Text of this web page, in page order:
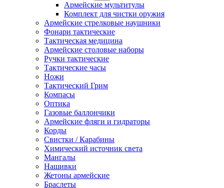
Армейские мультитулы
Комплект для чистки оружия
Армейские стрелковые наушники
Фонари тактические
Тактическая медицина
Армейские столовые наборы
Ручки тактические
Тактические часы
Ножи
Тактический Грим
Компасы
Оптика
Газовые баллончики
Армейские фляги и гидраторы
Корды
Свистки / Карабины
Химический источник света
Мангалы
Нашивки
Жетоны армейские
Браслеты